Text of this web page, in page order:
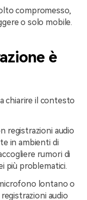
compromesso,
o solo mobile.
è
chiarire il contesto
registrazioni audio
in ambienti di
rumori di
più problematici.
lontano o
audio